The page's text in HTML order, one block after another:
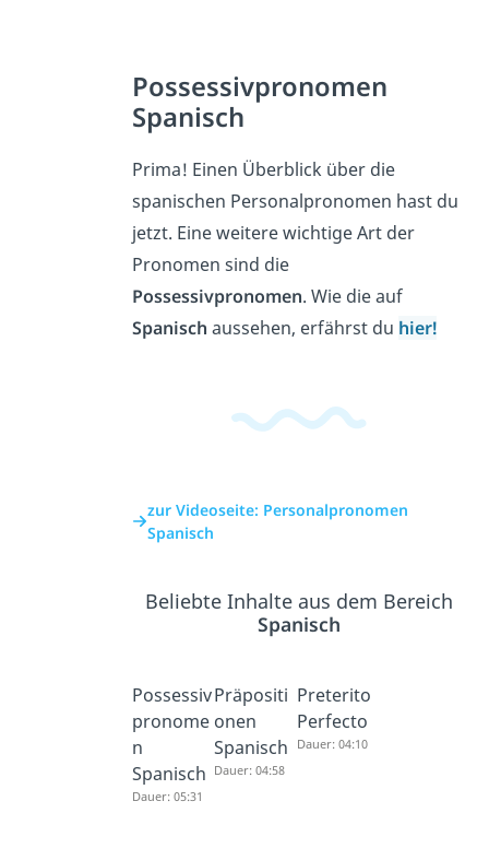
Possessivpronomen
Spanisch
Prima! Einen Überblick über die
spanischen Personalpronomen hast du
jetzt. Eine weitere wichtige Art der
Pronomen sind die
Possessivpronomen. Wie die auf
Spanisch aussehen, erfährst du hier!
zur Videoseite: Personalpronomen
Spanisch
Beliebte Inhalte aus dem Bereich
Spanisch
Possessiv
pronome
n
Spanisch
Dauer: 05:31
Präpositi
onen
Spanisch
Dauer: 04:58
Preterito
Perfecto
Dauer: 04:10